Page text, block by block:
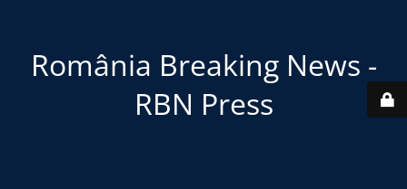
România Breaking News -
RBN Press